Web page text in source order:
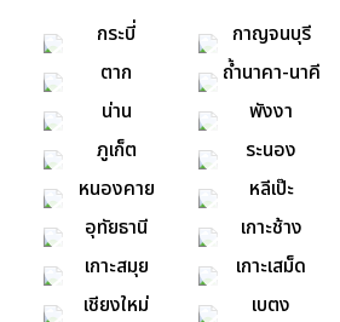
กระบี่ กาญจนบุรี
ตาก
ถ้ำนาคา-นาคี
น่าน
พังงา
ภูเก็ต
ระนอง
หนองคาย
หลีเป๊ะ
อุทัยธานี
เกาะช้าง
เกาะสมุย
เกาะเสม็ด
เชียงใหม่
เบตง